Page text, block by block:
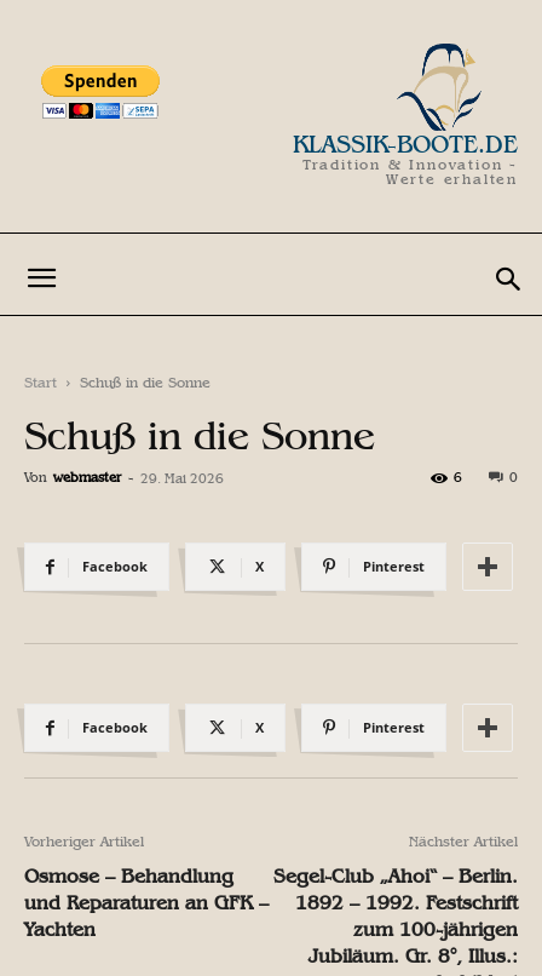
KLASSIK-BOOTE.DE
Tradition & Innovation -
Werte erhalten
Start Schuß in die Sonne
Schuß in die Sonne
Von webmaster - 29. Mai 2026 0
6
Facebook X Pinterest
Facebook X Pinterest
Vorheriger Artikel
Osmose – Behandlung
und Reparaturen an GFK –
Yachten
Nächster Artikel
Segel-Club „Ahoi“ – Berlin.
1892 – 1992. Festschrift
zum 100-jährigen
Jubiläum. Gr. 8°, Illus.: